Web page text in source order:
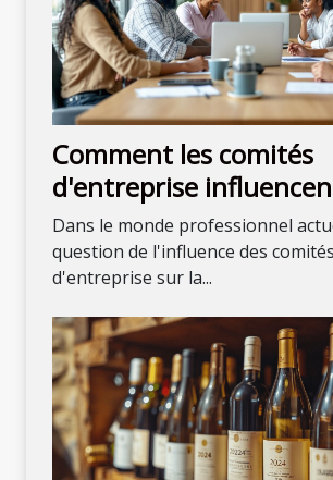
Comment les comités
d'entreprise
culture d'entreprise ?
Dans le monde professionnel
question de l'influence des comités
d'entreprise sur la...